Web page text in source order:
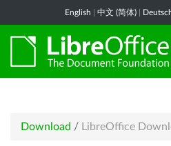
English 中文 (简体)
Download / LibreOffice